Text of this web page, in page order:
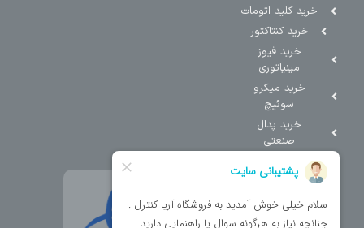
خرید کلید اتومات
خرید کنتاکتور
خرید فیوز
مینیاتوری
خرید میکرو
سوئیچ
خرید پدال
صنعتی